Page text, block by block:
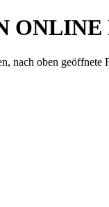
ONLINE
nach oben geöffnete